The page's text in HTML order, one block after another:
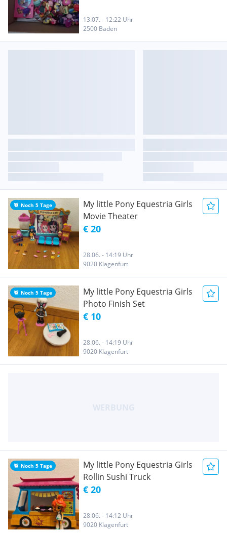
13.07. - 12:22 Uhr
2500 Baden
Noch 5 Tage
My little Pony Equestria Girls
Movie Theater
€ 20
28.06. - 14:19 Uhr
9020 Klagenfurt
Noch 5 Tage
My little Pony Equestria Girls
Photo Finish Set
€ 10
28.06. - 14:19 Uhr
9020 Klagenfurt
Noch 5 Tage
My little Pony Equestria Girls
Rollin Sushi Truck
€ 20
28.06. - 14:12 Uhr
9020 Klagenfurt